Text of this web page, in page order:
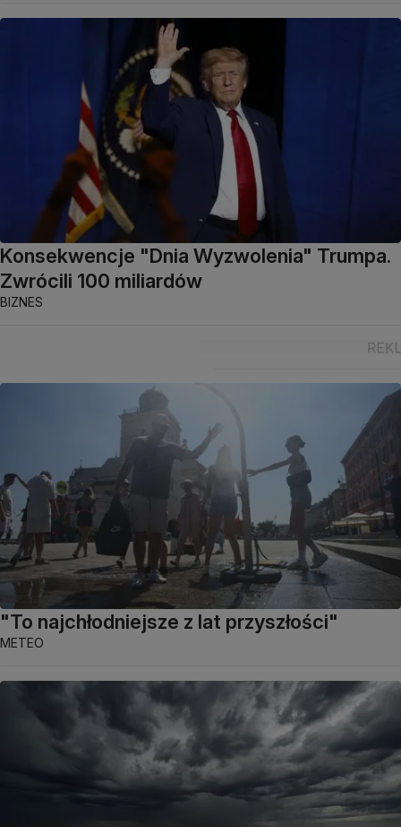
Konsekwencje "Dnia Wyzwolenia" Trumpa.
Zwrócili 100 miliardów
BIZNES
"To najchłodniejsze z lat przyszłości"
METEO